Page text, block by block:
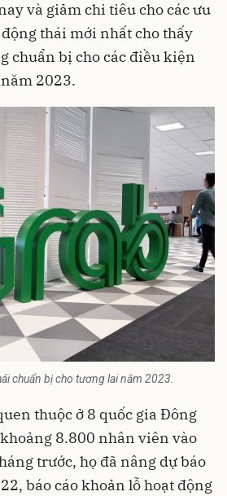
và giảm chi tiêu cho các ưu
thái mới nhất cho thấy
chuẩn bị cho các điều kiện
2023.
chuẩn bị cho tương lai năm 2023.
thuộc ở 8 quốc gia Đông
8.800 nhân viên vào
trước, họ đã nâng dự báo
báo cáo khoản lỗ hoạt động